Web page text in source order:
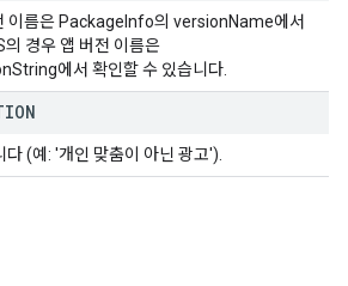
이름은 PackageInfo의 versionName에서
경우 앱 버전 이름은
에서 확인할 수 있습니다.
(예: '개인 맞춤이 아닌 광고').